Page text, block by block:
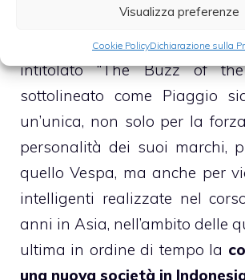
Visualizza preferenze
Cookie PolicyDichiarazione sulla
Tornando alla valutazione
da BofA, la banca
intitolato “The Buzz of
sottolineato come Piaggio
un’unica, non solo per la
personalità dei suoi marchi,
quello Vespa, ma anche per
intelligenti realizzate nel
anni in Asia, nell’ambito delle
ultima in ordine di tempo la
una nuova società in